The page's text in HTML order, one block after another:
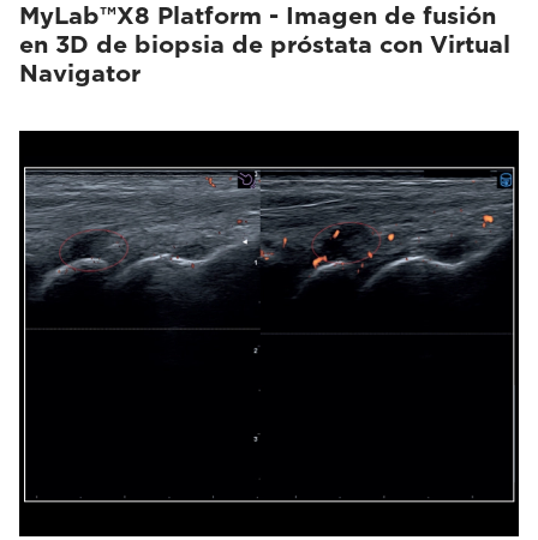
MyLab™X8 Platform - Imagen de fusión
en 3D de biopsia de próstata con Virtual
Navigator